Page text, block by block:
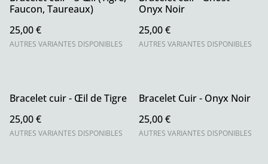
Faucon, Taureaux)
25,00 €
AUTRES VARIANTES DISPONIBLES
Onyx Noir
25,00 €
AUTRES VARIANTES DISPONIBLES
Bracelet cuir - Œil de Tigre
25,00 €
AUTRES VARIANTES DISPONIBLES
Bracelet Cuir - Onyx Noir
25,00 €
AUTRES VARIANTES DISPONIBLES